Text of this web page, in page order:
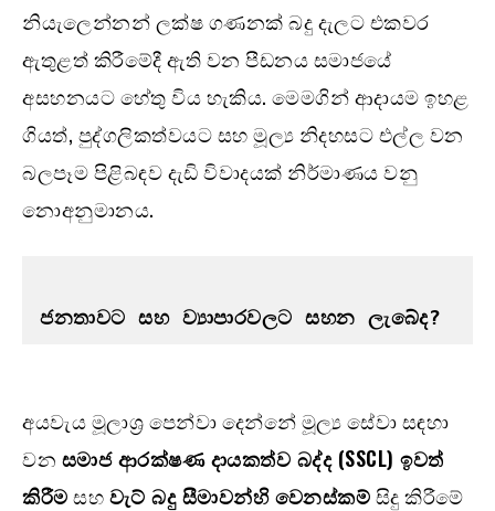
නියැලෙන්නන් ලක්ෂ ගණනක් බදු දැලට එකවර
ඇතුළත් කිරීමේදී ඇති වන පීඩනය සමාජයේ
අසහනයට හේතු විය හැකිය. මෙමගින් ආදායම ඉහළ
ගියත්, පුද්ගලිකත්වයට සහ මූල්‍ය නිදහසට එල්ල වන
බලපෑම පිළිබඳව දැඩි විවාදයක් නිර්මාණය වනු
නොඅනුමානය.
ජනතාවට සහ ව්‍යාපාරවලට සහන ලැබේද?
අයවැය මූලාශ්‍ර පෙන්වා දෙන්නේ මූල්‍ය සේවා සඳහා
වන සමාජ ආරක්ෂණ දායකත්ව බද්ද (SSCL) ඉවත්
කිරීමසහවැට් බදු සීමාවන්හි වෙනස්කම්සිදු කිරීමේ